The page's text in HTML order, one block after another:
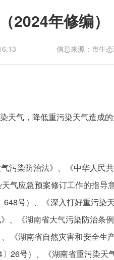
2024年修编
信息来源：市生
气，降低重污染天气造成
污染防治法》、《中华人民
气应急预案修订工作的指
号）、《深入打好重污
、《湖南省大气污染防治条
《湖南省自然灾害和安全
26号）、《湖南省重污染